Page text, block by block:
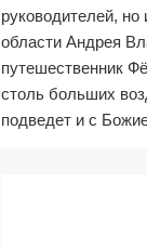
руководителей,
области Андрея
путешественник
столь больших
подведет и с